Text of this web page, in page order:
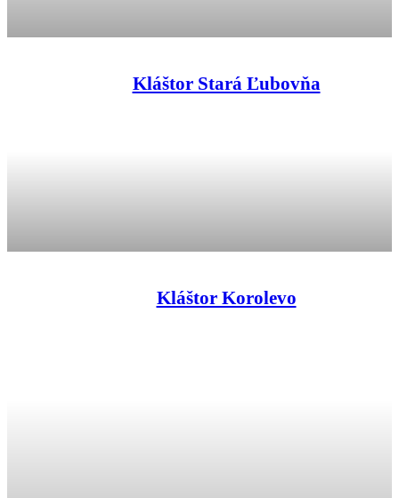
Kláštor Stará Ľubovňa
Kláštor Korolevo